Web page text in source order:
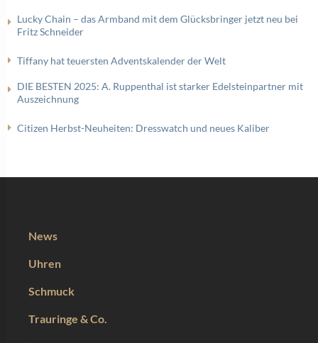
Lucky Chain – das Armband mit dem Glücksbringer jetzt neu bei
Fritz Schneider
Tiffany hat teuersten Adventskalender der Welt
DIE BESTEN 2025: A. Ruppenthal ist starker Edelsteinpartner mit
Auszeichnung
Citizen Herbst-Neuheiten: Dresswatch und neues Kaliber
News
Uhren
Schmuck
Trauringe & Co.